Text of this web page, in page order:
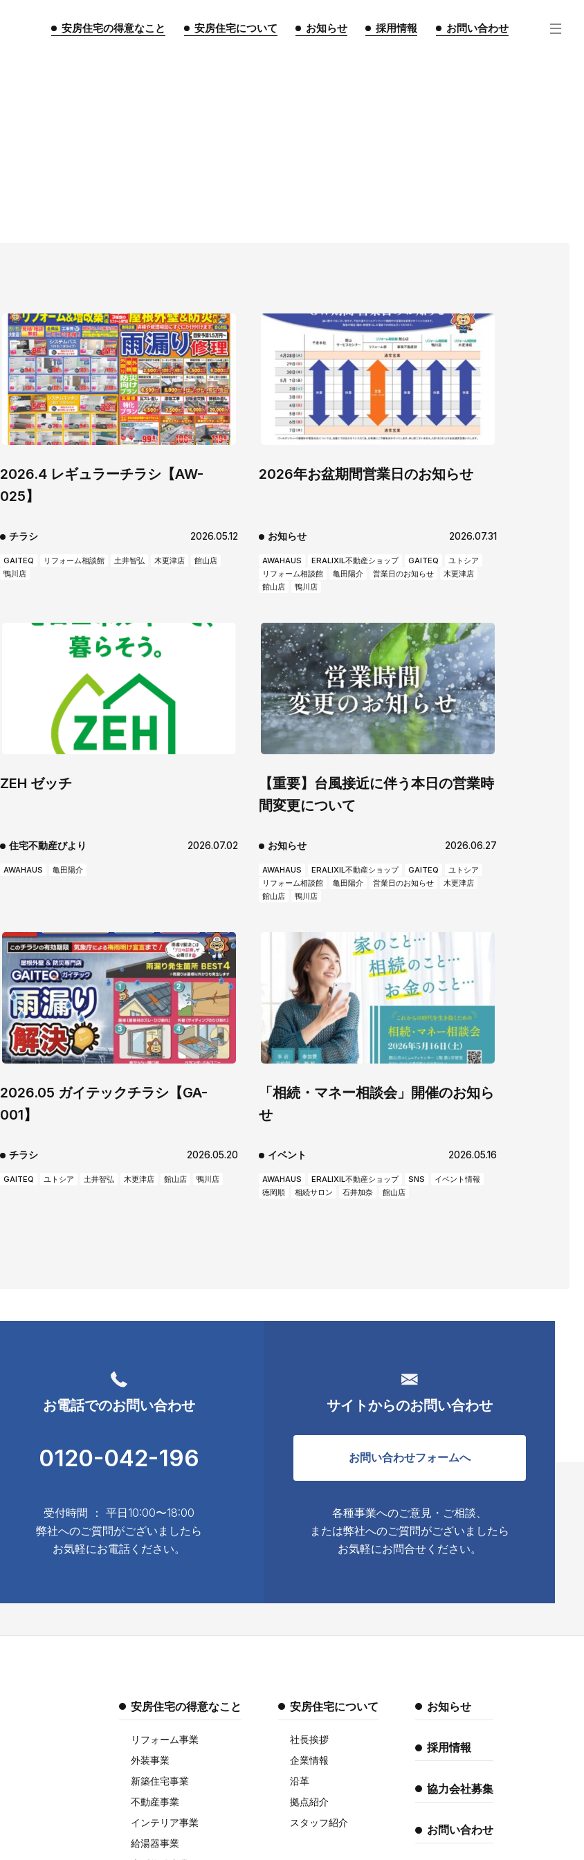
お知らせ
社長ブログ イベント お知らせ チラシ
AWAJYUブログ
安房住まいる
大型工事施工事例
採用情報
新卒・第二新卒採用 アルバイト採用 中途採用
協力会社募集
安房住宅の得意なこと 安房住宅について お知らせ 採用情報 お問い合わせ
2026.4 レギュラーチラシ【AW-
025】
チラシ 2026.05.12
GAITEQ リフォーム相談館 土井智弘 木更津店
館山店
鴨川店
2026年お盆期間営業日のお知らせ
お知らせ 2026.07.31
AWAHAUS ERALIXIL不動産ショップ GAITEQ
ユトシア
リフォーム相談館
亀田陽介 営業日のお知らせ
木更津店
館山店
鴨川店
ZEH ゼッチ
住宅不動産びより 2026.07.02
AWAHAUS 亀田陽介
【重要】台風接近に伴う本日の営業時
間変更について
お知らせ 2026.06.27
AWAHAUS ERALIXIL不動産ショップ GAITEQ
ユトシア
リフォーム相談館
亀田陽介 営業日のお知らせ
木更津店
館山店
鴨川店
2026.05 ガイテックチラシ【GA-
001】
チラシ 2026.05.20
GAITEQ ユトシア 土井智弘 木更津店 館山店 鴨川店
「相続・マネー相談会」開催のお知ら
せ
イベント 2026.05.16
AWAHAUS ERALIXIL不動産ショップ SNS
イベント情報
徳岡順
相続サロン 石井加奈 館山店
お電話でのお問い合わせ
0120-042-196
受付時間 ： 平日10:00〜18:00
弊社へのご質問がございましたら
お気軽にお電話ください。
サイトからのお問い合わせ
お問い合わせフォームへ
各種事業へのご意見・ご相談、
または弊社へのご質問がございましたら
お気軽にお問合せください。
安房住宅の得意なこと
リフォーム事業
外装事業
新築住宅事業
不動産事業
インテリア事業
給湯器事業
安房住宅について
社長挨拶
企業情報
沿革
拠点紹介
スタッフ紹介
お知らせ
採用情報
協力会社募集
お問い合わせ